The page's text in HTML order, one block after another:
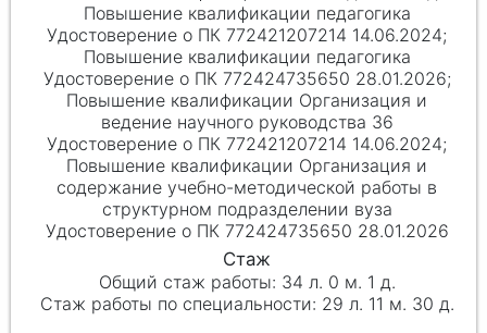
Повышение квалификации педагогика
Удостоверение о ПК 772421207214 14.06.2024;
Повышение квалификации педагогика
Удостоверение о ПК 772424735650 28.01.2026;
Повышение квалификации Организация и
ведение научного руководства 36
Удостоверение о ПК 772421207214 14.06.2024;
Повышение квалификации Организация и
содержание учебно-методической работы в
структурном подразделении вуза
Удостоверение о ПК 772424735650 28.01.2026
34 л. 0 м. 1 д.
29 л. 11 м. 30 д.